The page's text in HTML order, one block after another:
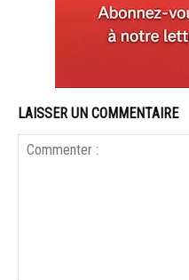
LAISSER UN COMMENTAIRE